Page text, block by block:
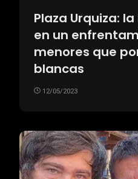
Plaza Urquiza:
en un
menores que
blancas
12/05/2023